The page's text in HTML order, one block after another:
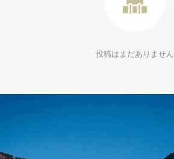
投稿はまだありません